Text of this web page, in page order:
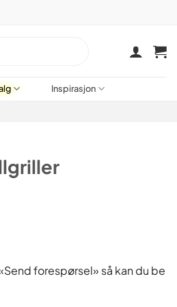
Inspirasjon
forespørsel» så kan du be